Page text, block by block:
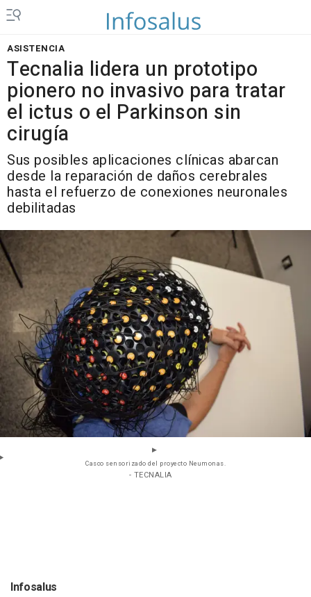
ASISTENCIA
Tecnalia lidera un prototipo
pionero no invasivo para tratar
el ictus o el Parkinson sin
cirugía
Sus posibles aplicaciones clínicas abarcan
desde la reparación de daños cerebrales
hasta el refuerzo de conexiones neuronales
debilitadas
Casco sensorizado del proyecto Neumonas.
- TECNALIA
Infosalus